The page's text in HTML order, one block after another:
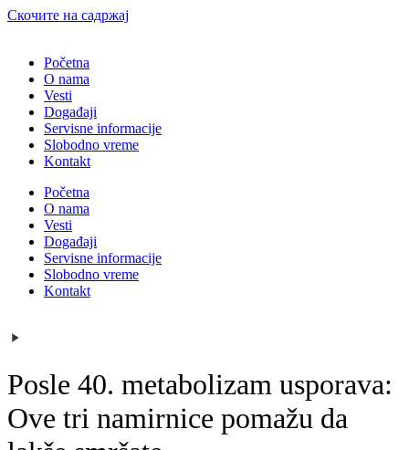
Скочите на садржај
Početna
O nama
Vesti
Događaji
Servisne informacije
Slobodno vreme
Kontakt
Početna
O nama
Vesti
Događaji
Servisne informacije
Slobodno vreme
Kontakt
Posle 40. metabolizam usporava:
Ove tri namirnice pomažu da